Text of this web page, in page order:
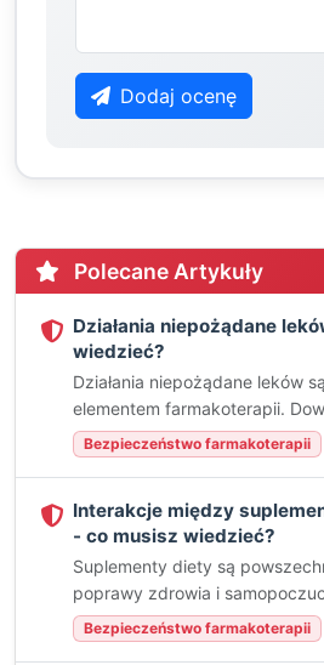
Dodaj ocenę
Polecane Artykuły
Działania niepożądane
wiedzieć?
Działania niepożądane leków
elementem farmakoterapii.
Bezpieczeństwo farmakoterapii
Interakcje między
- co musisz wiedzieć?
Suplementy diety są
poprawy zdrowia i
Bezpieczeństwo farmakoterapii